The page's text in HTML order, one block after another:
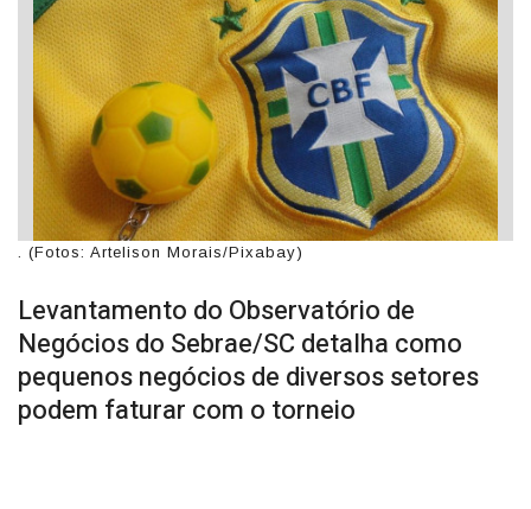
. (Fotos: Artelison Morais/Pixabay)
Levantamento do Observatório de
Negócios do Sebrae/SC detalha como
pequenos negócios de diversos setores
podem faturar com o torneio